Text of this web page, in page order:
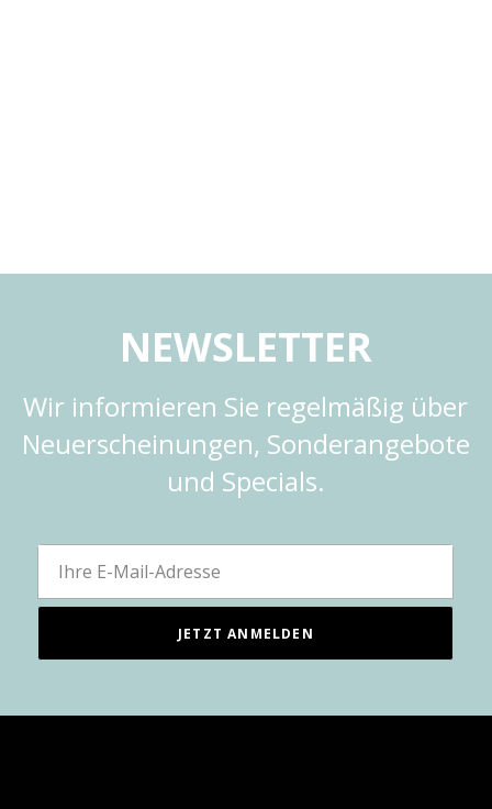
NEWSLETTER
Wir informieren Sie regelmäßig über
Neuerscheinungen, Sonderangebote
und Specials.